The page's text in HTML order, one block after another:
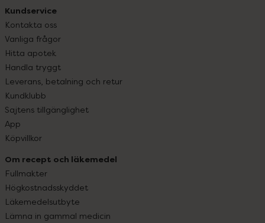
Kundservice
Kontakta oss
Vanliga frågor
Hitta apotek
Handla tryggt
Leverans, betalning och retur
Kundklubb
Sajtens tillgänglighet
App
Köpvillkor
Om recept och läkemedel
Fullmakter
Högkostnadsskyddet
Läkemedelsutbyte
Lämna in gammal medicin